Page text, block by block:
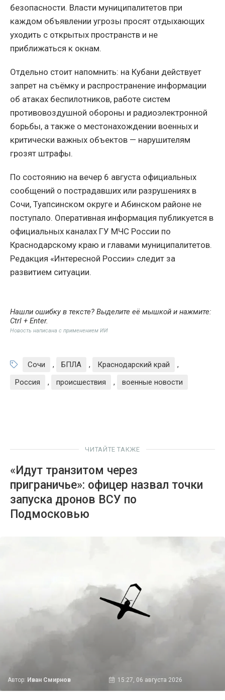
безопасности. Власти муниципалитетов при
каждом объявлении угрозы просят отдыхающих
уходить с открытых пространств и не
приближаться к окнам.
Отдельно стоит напомнить: на Кубани действует
запрет на съёмку и распространение информации
об атаках беспилотников, работе систем
противовоздушной обороны и радиоэлектронной
борьбы, а также о местонахождении военных и
критически важных объектов — нарушителям
грозят штрафы.
По состоянию на вечер 6 августа официальных
сообщений о пострадавших или разрушениях в
Сочи, Туапсинском округе и Абинском районе не
поступало. Оперативная информация публикуется в
официальных каналах ГУ МЧС России по
Краснодарскому краю и главами муниципалитетов.
Редакция «Интересной России» следит за
развитием ситуации.
Нашли ошибку в тексте? Выделите её мышкой и нажмите:
Ctrl + Enter.
Новость написана с применением ИИ
Сочи , БПЛА , Краснодарский край
,
Россия
, происшествия , военные новости
ЧИТАЙТЕ ТАКЖЕ
«Идут транзитом через
приграничье»: офицер назвал точки
запуска дронов ВСУ по
Подмосковью
Автор: Иван Смирнов 15:27, 06 августа 2026